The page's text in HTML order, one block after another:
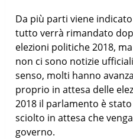
Da più parti viene
tutto verrà rimandato
elezioni politiche 2018,
non ci sono notizie
senso, molti hanno
proprio in attesa delle
2018 il parlamento è
sciolto in attesa che
governo.